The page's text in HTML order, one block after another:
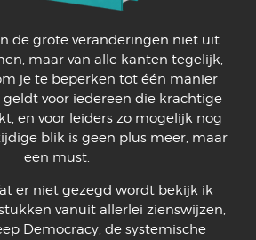
de grote veranderingen niet uit
maar van alle kanten tegelijk,
je te beperken tot één manier
geldt voor iedereen die krachtige
en voor leiders zo mogelijk nog
blik is geen plus meer, maar
een must.
er niet gezegd wordt bekijk ik
vanuit allerlei zienswijzen,
Democracy, de systemische